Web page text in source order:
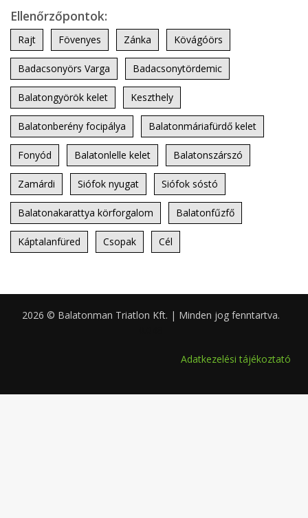
Ellenőrzőpontok:
Rajt Fövenyes Zánka Kövágóörs
Badacsonyörs Varga Badacsonytördemic
Balatongyörök kelet Keszthely
Balatonberény focipálya Balatonmáriafürdő kelet
Fonyód Balatonlelle kelet Balatonszárszó
Zamárdi Siófok nyugat Siófok sóstó
Balatonakarattya körforgalom Balatonfűzfő
Káptalanfüred Csopak Cél
2026 © Balatonman Triatlon Kft. | Minden jog fenntartva.
Adatkezelési tájékoztató